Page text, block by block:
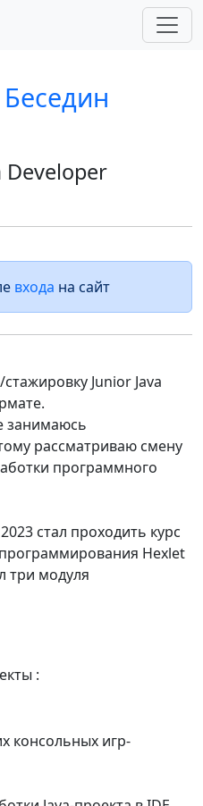
Developer
входа на сайт
Junior Java
занимаюсь
рассматриваю смену
программного
стал проходить курс
Hexlet
три модуля
:
консольных игр-